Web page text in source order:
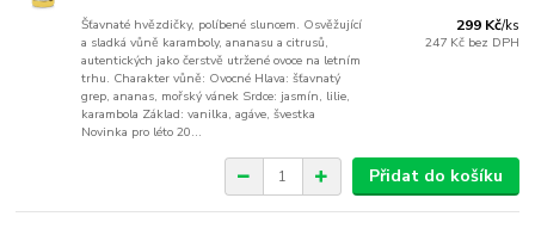
Šťavnaté hvězdičky, políbené sluncem. Osvěžující
a sladká vůně karamboly, ananasu a citrusů,
autentických jako čerstvě utržené ovoce na letním
trhu. Charakter vůně: Ovocné Hlava: šťavnatý
grep, ananas, mořský vánek Srdce: jasmín, lilie,
karambola Základ: vanilka, agáve, švestka
Novinka pro léto 20...
299 Kč/ks
247 Kč bez DPH
Přidat do košíku